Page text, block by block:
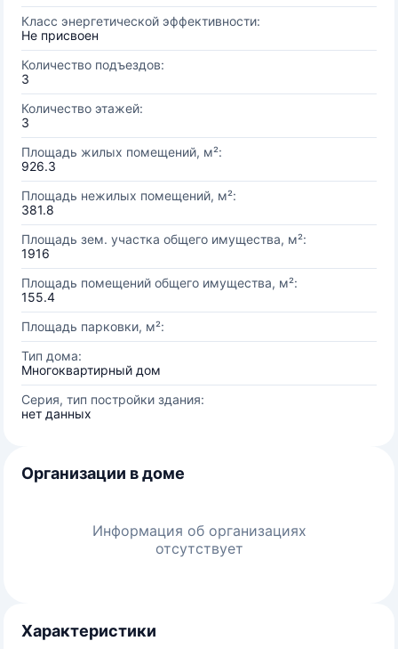
Класс энергетической эффективности:
Не присвоен
Количество подъездов:
3
Количество этажей:
3
Площадь жилых помещений, м²:
926.3
Площадь нежилых помещений, м²:
381.8
Площадь зем. участка общего имущества, м²:
1916
Площадь помещений общего имущества, м²:
155.4
Площадь парковки, м²:
Тип дома:
Многоквартирный дом
Серия, тип постройки здания:
нет данных
Организации в доме
Информация об организациях
отсутствует
Характеристики